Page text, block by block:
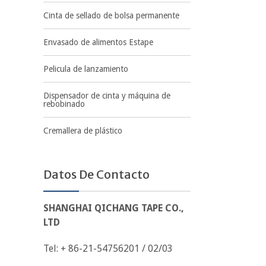
Cinta de sellado de bolsa permanente
Envasado de alimentos Estape
Pelicula de lanzamiento
Dispensador de cinta y máquina de
rebobinado
Cremallera de plástico
Datos De Contacto
SHANGHAI QICHANG TAPE CO.,
LTD
Tel: + 86-21-54756201 / 02/03